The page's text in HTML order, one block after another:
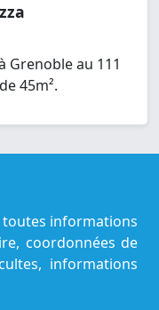
Grenoble au 111
45m².
toutes informations
coordonnées de
informations